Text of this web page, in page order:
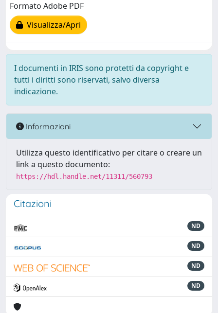
Formato Adobe PDF
Visualizza/Apri
I documenti in IRIS sono protetti da copyright e
tutti i diritti sono riservati, salvo diversa
indicazione.
Informazioni
Utilizza questo identificativo per citare o creare un
link a questo documento:
https://hdl.handle.net/11311/560793
Citazioni
ND
ND
ND
ND